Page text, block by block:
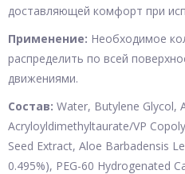
доставляющей комфорт при
Применение: Необходимое
распределить по всей
движениями.
Состав: Water, Butylene Glycol,
Acryloyldimethyltaurate/VP
Seed Extract, Aloe Barbadensis
0.495%), PEG-60 Hydrogenated